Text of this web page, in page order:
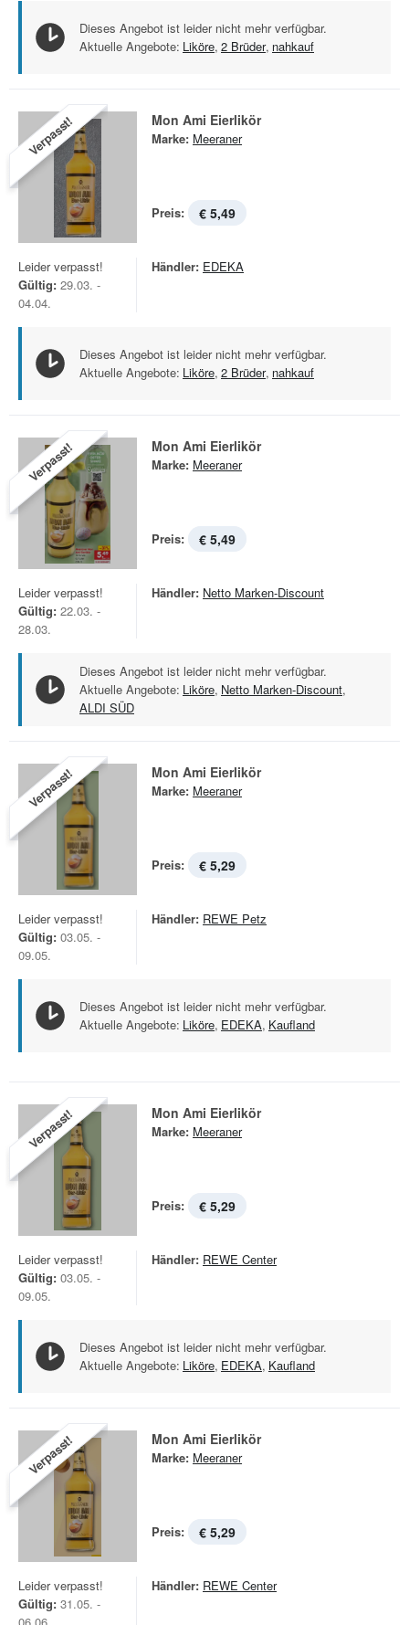
Dieses Angebot ist leider nicht mehr verfügbar.
Aktuelle Angebote: Liköre, 2 Brüder, nahkauf
Verpasst! Mon Ami Eierlikör
Marke: Meeraner
Preis: € 5,49
Leider verpasst!
Gültig: 29.03. -
04.04.
Händler: EDEKA
Dieses Angebot ist leider nicht mehr verfügbar.
Aktuelle Angebote: Liköre, 2 Brüder, nahkauf
Verpasst! Mon Ami Eierlikör
Marke: Meeraner
Preis: € 5,49
Leider verpasst!
Gültig: 22.03. -
28.03.
Händler: Netto Marken-Discount
Dieses Angebot ist leider nicht mehr verfügbar.
Aktuelle Angebote: Liköre, Netto Marken-Discount,
ALDI SÜD
Verpasst! Mon Ami Eierlikör
Marke: Meeraner
Preis: € 5,29
Leider verpasst!
Gültig: 03.05. -
09.05.
Händler: REWE Petz
Dieses Angebot ist leider nicht mehr verfügbar.
Aktuelle Angebote: Liköre, EDEKA, Kaufland
Verpasst! Mon Ami Eierlikör
Marke: Meeraner
Preis: € 5,29
Leider verpasst!
Gültig: 03.05. -
09.05.
Händler: REWE Center
Dieses Angebot ist leider nicht mehr verfügbar.
Aktuelle Angebote: Liköre, EDEKA, Kaufland
Verpasst! Mon Ami Eierlikör
Marke: Meeraner
Preis: € 5,29
Leider verpasst!
Gültig: 31.05. -
Händler: REWE Center